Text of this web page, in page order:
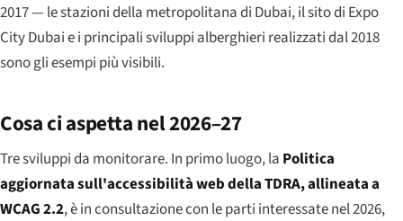
2017 — le stazioni della metropolitana di Dubai, il sito di Expo
City Dubai e i principali sviluppi alberghieri realizzati dal 2018
sono gli esempi più visibili.
Cosa ci aspetta nel 2026–27
Tre sviluppi da monitorare. In primo luogo, la Politica
aggiornata sull'accessibilità web della TDRA, allineata a
WCAG 2.2, è in consultazione con le parti interessate nel 2026,